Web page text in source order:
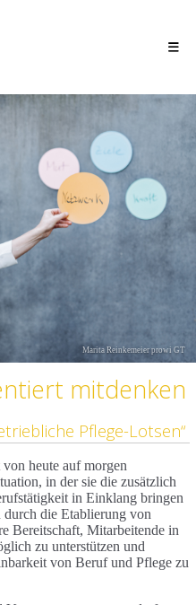
Marita Reinkemeier prowi GT
mitdenken
Pflege-Lotsen“
heute auf morgen
in der sie die zusätzlich
in Einklang bringen
durch die Etablierung von
Bereitschaft, Mitarbeitende in
zu unterstützen und
von Beruf und Pflege zu